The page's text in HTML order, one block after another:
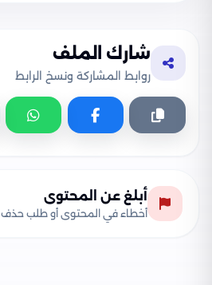
شارك الملف
روابط المشاركة ونسخ الرابط
أبلغ عن المحتوى
أخطاء في المحتوى أو طلب حذف